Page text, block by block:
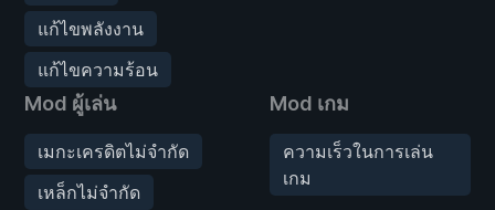
แก้ไขพลังงาน
แก้ไขความร้อน
Mod ผู้เล่น
เมกะเครดิตไม่จำกัด
เหล็กไม่จำกัด
Mod เกม
ความเร็วในการเล่น
เกม